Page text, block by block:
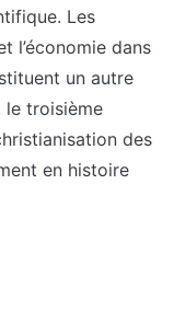
Les
l’économie dans
un autre
le troisième
des
en histoire